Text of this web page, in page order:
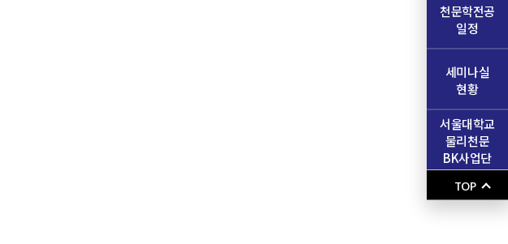
천문학전공
일정
세미나실
현황
서울대학교
물리천문
BK사업단
TOP